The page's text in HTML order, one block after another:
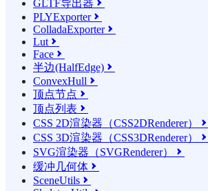
GLTF导出器 
PLYExporter
ColladaExporter
Lut 
Face 
半边(HalfEdge) 
ConvexHull 
顶点节点 
顶点列表 
CSS 2D渲染器（CSS2DRenderer） 
CSS 3D渲染器（CSS3DRenderer） 
SVG渲染器（SVGRenderer） 
缓冲几何体 
SceneUtils 